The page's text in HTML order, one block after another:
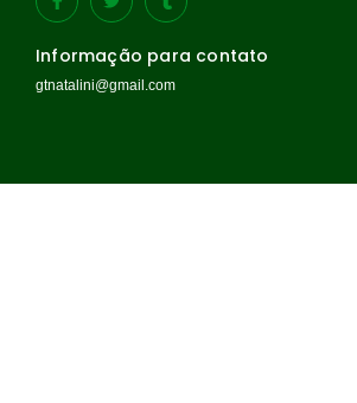
Informação para contato
gtnatalini@gmail.com